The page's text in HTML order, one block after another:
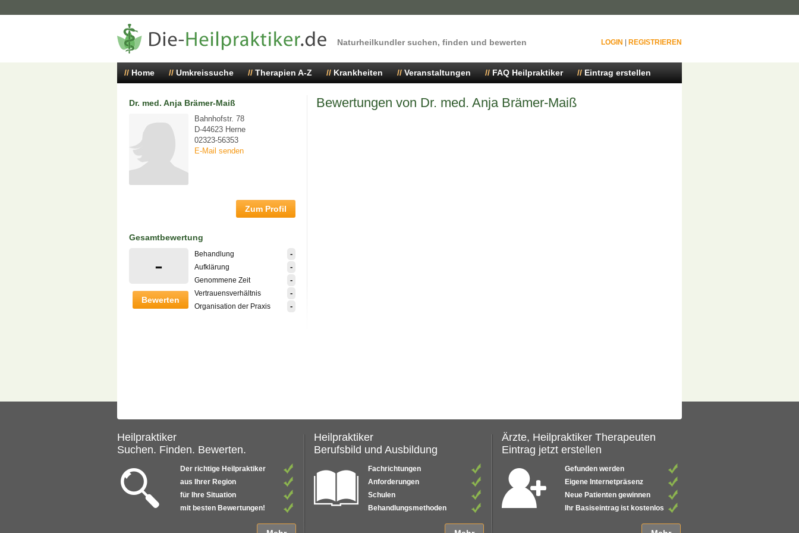
Naturheilkundler suchen, finden und bewerten LOGIN REGISTRIEREN
Home Umkreissuche Therapien A-Z Krankheiten Veranstaltungen FAQ Heilpraktiker Eintrag erstellen
Dr. med. Anja Brämer-Maiß
Bahnhofstr. 78
D-44623 Herne
02323-56353
E-Mail senden
Zum Profil
Gesamtbewertung
-
Bewerten
Behandlung -
Aufklärung -
Genommene Zeit -
Vertrauensverhältnis -
Organisation der Praxis -
Bewertungen von Dr. med. Anja Brämer-Maiß
Heilpraktiker
Suchen. Finden. Bewerten.
Der richtige Heilpraktiker
aus Ihrer Region
für Ihre Situation
mit besten Bewertungen!
Heilpraktiker
Berufsbild und Ausbildung
Fachrichtungen
Anforderungen
Schulen
Behandlungsmethoden
Ärzte, Heilpraktiker Therapeuten
Eintrag jetzt erstellen
Gefunden werden
Eigene Internetpräsenz
Neue Patienten gewinnen
Ihr Basiseintrag ist kostenlos